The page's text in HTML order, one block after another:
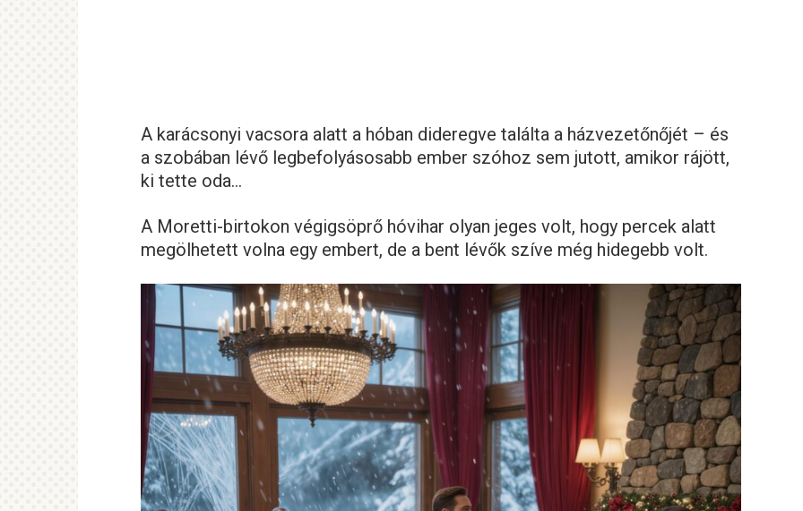
A karácsonyi vacsora alatt a hóban dideregve találta a házvezetőnőjét – és
a szobában lévő legbefolyásosabb ember szóhoz sem jutott, amikor rájött,
ki tette oda…
A Moretti-birtokon végigsöprő hóvihar olyan jeges volt, hogy percek alatt
megölhetett volna egy embert, de a bent lévők szíve még hidegebb volt.